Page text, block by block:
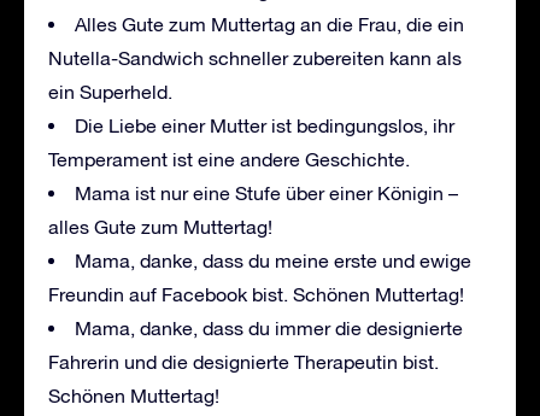
Alles Gute zum Muttertag an die Frau, die ein
Nutella-Sandwich schneller zubereiten kann als
ein Superheld.
Die Liebe einer Mutter ist bedingungslos, ihr
Temperament ist eine andere Geschichte.
Mama ist nur eine Stufe über einer Königin –
alles Gute zum Muttertag!
Mama, danke, dass du meine erste und ewige
Freundin auf Facebook bist. Schönen Muttertag!
Mama, danke, dass du immer die designierte
Fahrerin und die designierte Therapeutin bist.
Schönen Muttertag!